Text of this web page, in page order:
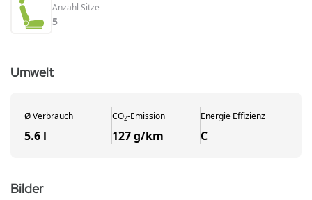
Anzahl Sitze
5
Umwelt
ØVerbrauch
5.6 l
CO2-Emission
127 g/km
Energie Effizienz
C
Bilder